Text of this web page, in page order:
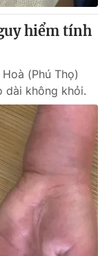
hiểm tính
(Phú Thọ)
dài không khỏi.